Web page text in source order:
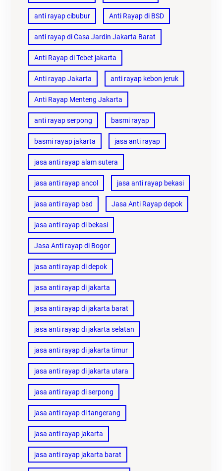
anti rayap cibubur Anti Rayap di BSD
anti rayap di Casa Jardin Jakarta Barat
Anti Rayap di Tebet jakarta
Anti rayap Jakarta anti rayap kebon jeruk
Anti Rayap Menteng Jakarta
anti rayap serpong basmi rayap
basmi rayap jakarta jasa anti rayap
jasa anti rayap alam sutera
jasa anti rayap ancol jasa anti rayap bekasi
jasa anti rayap bsd Jasa Anti Rayap depok
jasa anti rayap di bekasi
Jasa Anti rayap di Bogor
jasa anti rayap di depok
jasa anti rayap di jakarta
jasa anti rayap di jakarta barat
jasa anti rayap di jakarta selatan
jasa anti rayap di jakarta timur
jasa anti rayap di jakarta utara
jasa anti rayap di serpong
jasa anti rayap di tangerang
jasa anti rayap jakarta
jasa anti rayap jakarta barat